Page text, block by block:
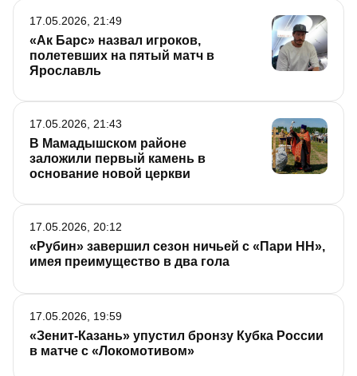
«Ак Барс» назвал игроков,
полетевших на пятый матч в
Ярославль
17.05.2026, 21:49
В Мамадышском районе
заложили первый камень в
основание новой церкви
17.05.2026, 21:43
«Рубин» завершил сезон ничьей с «Пари НН»,
имея преимущество в два гола
17.05.2026, 20:12
«Зенит-Казань» упустил бронзу Кубка России
в матче с «Локомотивом»
17.05.2026, 19:59